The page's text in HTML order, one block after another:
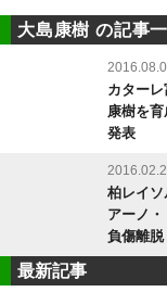
大島康樹 の記事
カター
康樹を
発表
柏レイソ
アーノ
負傷離
最新記事